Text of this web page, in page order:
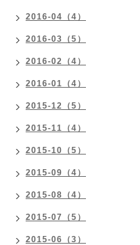
2016-04（4）
2016-03（5）
2016-02（4）
2016-01（4）
2015-12（5）
2015-11（4）
2015-10（5）
2015-09（4）
2015-08（4）
2015-07（5）
2015-06（3）